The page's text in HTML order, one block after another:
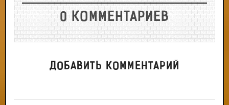
0 КОММЕНТАРИЕВ
ДОБАВИТЬ КОММЕНТАРИЙ